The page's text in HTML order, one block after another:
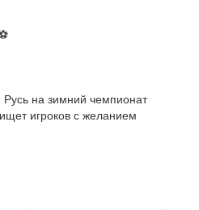
на зимний чемпионат
игроков с желанием